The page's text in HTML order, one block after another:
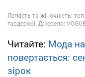
Читайте: Мода на
повертається:
зірок